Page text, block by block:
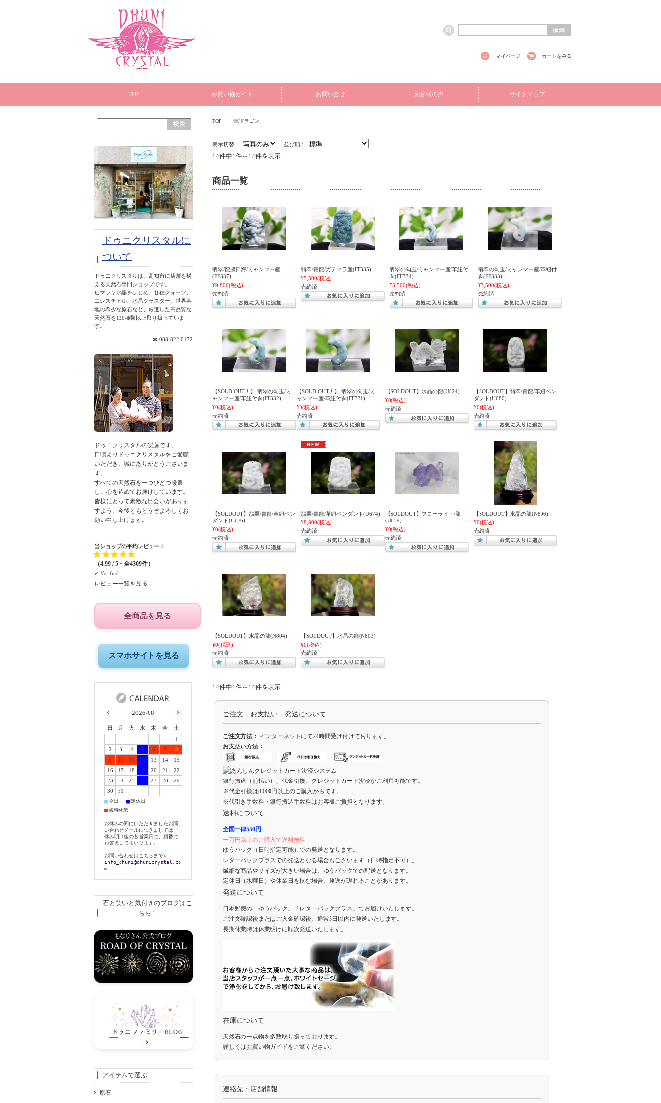
マイページ カートをみる
TOP お買い物ガイド お問い合せ お客様の声 サイトマップ
TOP 龍/ドラゴン
表示切替： 並び順：
14件中1件～14件を表示
商品一覧
翡翠/龍騰四海/ミャンマー産
(FF337)
¥9,800(税込)
売約済
翡翠/青龍/ガテマラ産(FF335)
¥5,500(税込)
売約済
翡翠の勾玉/ミャンマー産/革紐付
き(FF334)
¥3,500(税込)
売約済
翡翠の勾玉/ミャンマー産/革紐付
き(FF333)
¥3,500(税込)
売約済
【SOLD OUT！】 翡翠の勾玉/ミ
ャンマー産/革紐付き(FF332)
¥0(税込)
売約済
【SOLD OUT！】 翡翠の勾玉/ミ
ャンマー産/革紐付き(FF331)
¥0(税込)
売約済
【SOLDOUT】水晶の龍(U824)
¥0(税込)
売約済
【SOLDOUT】翡翠/青龍/革紐ペン
ダント(U680)
¥0(税込)
売約済
【SOLDOUT】翡翠/青龍/革紐ペン
ダント(U676)
¥0(税込)
売約済
翡翠/青龍/革紐ペンダント(U674)
¥8,800(税込)
売約済
【SOLDOUT】フローライト/龍
(U659)
¥0(税込)
売約済
【SOLDOUT】水晶の龍(N806)
¥0(税込)
売約済
【SOLDOUT】水晶の龍(N804)
¥0(税込)
売約済
【SOLDOUT】水晶の龍(N803)
¥0(税込)
売約済
14件中1件～14件を表示
ご注文・お支払い・発送について
ご注文方法： インターネットにて24時間受け付けております。
お支払い方法：
銀行振込（前払い）、代金引換、クレジットカード決済がご利用可能です。
※代金引換は8,000円以上のご購入からです。
※代引き手数料・銀行振込手数料はお客様ご負担となります。
送料について
全国一律550円
一万円以上のご購入で送料無料
ゆうパック（日時指定可能）での発送となります。
レターパックプラスでの発送となる場合もございます（日時指定不可）。
繊細な商品やサイズが大きい場合は、ゆうパックでの配送となります。
定休日（水曜日）や休業日を挟む場合、発送が遅れることがあります。
発送について
日本郵便の「ゆうパック」「レターパックプラス」でお届けいたします。
ご注文確認後またはご入金確認後、通常3日以内に発送いたします。
長期休業時は休業明けに順次発送いたします。
在庫について
天然石の一点物を多数取り扱っております。
詳しくはお買い物ガイドをご覧ください。
連絡先・店舗情報
ドゥニクリスタルに
ついて
ドゥニクリスタルは、高知市に店舗を構
える天然石専門ショップです。
ヒマラヤ水晶をはじめ、各種クォーツ、
エレスチャル、水晶クラスター、世界各
地の希少な原石など、厳選した高品質な
天然石を120種類以上取り扱っていま
す。
☎ 088-822-0172
ドゥニクリスタルの安藤です。
日頃よりドゥニクリスタルをご愛顧
いただき、誠にありがとうございま
す。
すべての天然石を一つひとつ厳選
し、心を込めてお届けしています。
皆様にとって素敵な出会いがありま
すよう、今後ともどうぞよろしくお
願い申し上げます。
当ショップの平均レビュー：
★★★★★
（4.99 / 5・全4309件）
✔︎ Verified
レビュー一覧を見る
全商品を見る
スマホサイトを見る
2026/08
日 月 火 水 木 金
土
1
2
3 4 5 6 7
8
9
10 11 12 13 14
15
16
17 18 19 20 21
22
23
24 25 26 27 28
29
30
31
■今日 ■定休日
■臨時休業
お休みの間にいただきましたお問
い合わせメールにつきましては、
休み明け後の各営業日に、順番に
お答えしてまいります。
お問い合わせはこちらまで↓
info_dhuni@dhunicrystal.co
m
石と笑いと気付きのブログはこ
ちら！
アイテムで選ぶ
原石